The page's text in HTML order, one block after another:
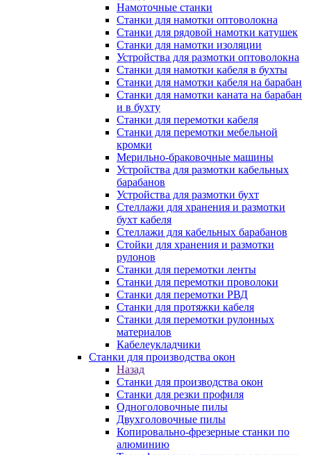
Намоточные станки
Станки для намотки оптоволокна
Станки для рядовой намотки катушек
Станки для намотки изоляции
Устройства для размотки оптоволокна
Станки для намотки кабеля в бухты
Станки для намотки кабеля на барабан
Станки для намотки каната на барабан
и в бухту
Станки для перемотки кабеля
Станки для перемотки мебельной
кромки
Мерильно-браковочные машины
Устройства для размотки кабельных
барабанов
Устройства для размотки бухт
Стеллажи для хранения и размотки
бухт кабеля
Стеллажи для кабельных барабанов
Стойки для хранения и размотки
рулонов
Станки для перемотки ленты
Станки для перемотки проволоки
Станки для перемотки РВД
Станки для протяжки кабеля
Станки для перемотки рулонных
материалов
Кабелеукладчики
Станки для производства окон
Назад
Станки для производства окон
Станки для резки профиля
Одноголовочные пилы
Двухголовочные пилы
Копировально-фрезерные станки по
алюминию